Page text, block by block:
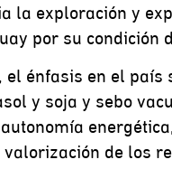
la exploración y
por su condición
el énfasis en el país
y soja y sebo
valorización de los